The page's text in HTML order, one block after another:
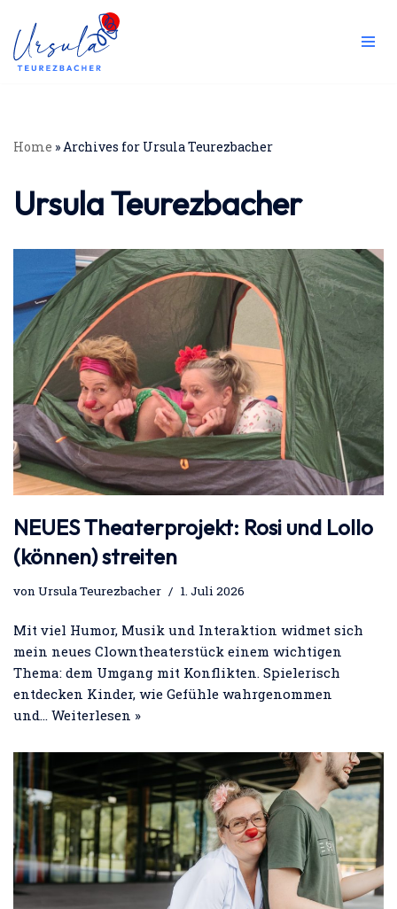
Zum
Inhalt
Home » Archives for Ursula Teurezbacher
Ursula Teurezbacher
NEUES Theaterprojekt: Rosi und Lollo
(können) streiten
vonUrsula Teurezbacher 1. Juli 2026
Mit viel Humor, Musik und Interaktion widmet sich
mein neues Clowntheaterstück einem wichtigen
Thema: dem Umgang mit Konflikten. Spielerisch
entdecken Kinder, wie Gefühle wahrgenommen
und… Weiterlesen »